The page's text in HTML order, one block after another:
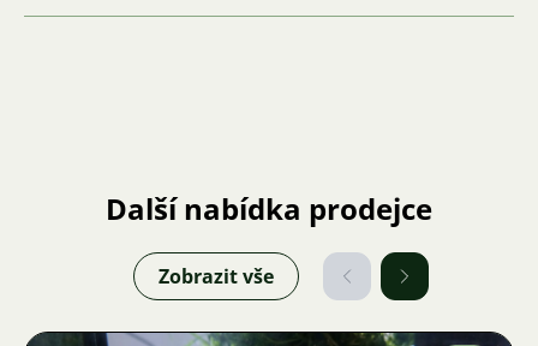
Další nabídka prodejce
Zobrazit vše